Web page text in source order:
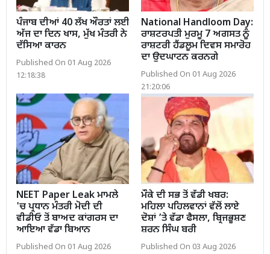
ਪੰਜਾਬ ਦੀਆਂ 40 ਲੱਖ ਔਰਤਾਂ ਲਈ
ਅੱਜ ਦਾ ਦਿਨ ਖਾਸ, ਮੁੱਖ ਮੰਤਰੀ ਨੇ
ਦੱਸਿਆ ਕਾਰਨ
Published On 01 Aug 2026
12:18:38
National Handloom Day:
ਰਾਸ਼ਟਰਪਤੀ ਮੁਰਮੂ 7 ਅਗਸਤ ਨੂੰ
ਰਾਸ਼ਟਰੀ ਹੈਂਡਲੂਮ ਦਿਵਸ ਸਮਾਰੋਹ
ਦਾ ਉਦਘਾਟਨ ਕਰਨਗੇ
Published On 01 Aug 2026
21:20:06
NEET Paper Leak ਮਾਮਲੇ
'ਚ ਪ੍ਰਧਾਨ ਮੰਤਰੀ ਮੋਦੀ ਦੀ
ਵੀਡੀਓ ਤੋਂ ਬਾਅਦ ਕਾਂਗਰਸ ਦਾ
ਆਇਆ ਵੱਡਾ ਬਿਆਨ
Published On 01 Aug 2026
ਮੌਕੇ ਦੀ ਸਭ ਤੋਂ ਵੱਡੀ ਖਬਰ:
ਮਹਿਲਾ ਪਹਿਲਵਾਨਾਂ ਵੱਲੋਂ ਲਾਏ
ਦੋਸ਼ਾਂ ’ਤੇ ਵੱਡਾ ਫੈਸਲਾ, ਬ੍ਰਿਜਭੂਸ਼ਣ
ਸ਼ਰਨ ਸਿੰਘ ਬਰੀ
Published On 03 Aug 2026